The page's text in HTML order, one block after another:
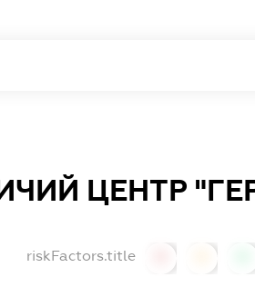
ЦЕНТР
riskFactors.title